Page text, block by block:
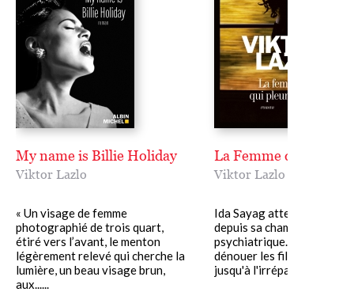
My name is Billie Holiday
Viktor Lazlo
« Un visage de femme
photographié de trois quart,
étiré vers l’avant, le menton
légèrement relevé qui cherche la
lumière, un beau visage brun,
aux......
La Femme qui pleure
Viktor Lazlo
Ida Sayag attend son
depuis sa chambre
psychiatrique. Elle s'essaie
dénouer les fils qui l'ont
jusqu'à l'irréparable,......